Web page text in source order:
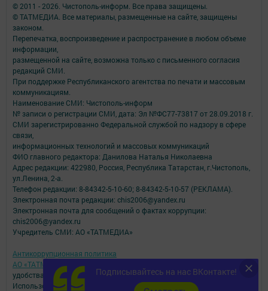
Подписывайтесь на нас ВКонтакте!
© 2011 - 2026. Чистополь-информ. Все права защищены.
© ТАТМЕДИА. Все материалы, размещенные на сайте, защищены
законом.
Перепечатка, воспроизведение и распространение в любом объеме
информации,
размещенной на сайте, возможна только с письменного согласия
редакций СМИ.
При поддержке Республиканского агентства по печати и массовым
коммуникациям.
Наименование СМИ: Чистополь-информ
№ записи о регистрации СМИ, дата: Эл №ФС77-73817 от 28.09.2018 г.
СМИ зарегистрированно Федеральной службой по надзору в сфере
связи,
информационных технологий и массовых коммуникаций
ФИО главного редактора: Данилова Наталья Николаевна
Адрес редакции: 422980, Россия, Республика Татарстан, г.Чистополь,
ул.Ленина, 2-а.
Телефон редакции: 8-84342-5-10-60; 8-84342-5-10-57 (РЕКЛАМА).
Электронная почта редакции: chis2006@yandex.ru
Электронная почта для сообщений о фактах коррупции:
chis2006@yandex.ru
Учредитель СМИ: АО «ТАТМЕДИА»
Антикоррупционная политика
АО «ТАТМЕДИА» использует «cookie»
для персонализации сервисов и
удобства пользователей сайтом.
Использование «cookie» можно отменить в настройках браузера.